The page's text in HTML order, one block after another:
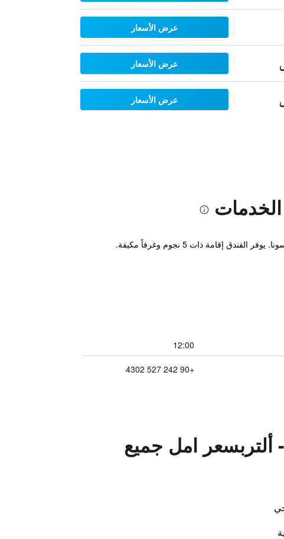
عرض الأسعار
عرض الأسعار
عرض الأسعار
12:00
+90 242 527 4302
ألتربسعر امل جميع